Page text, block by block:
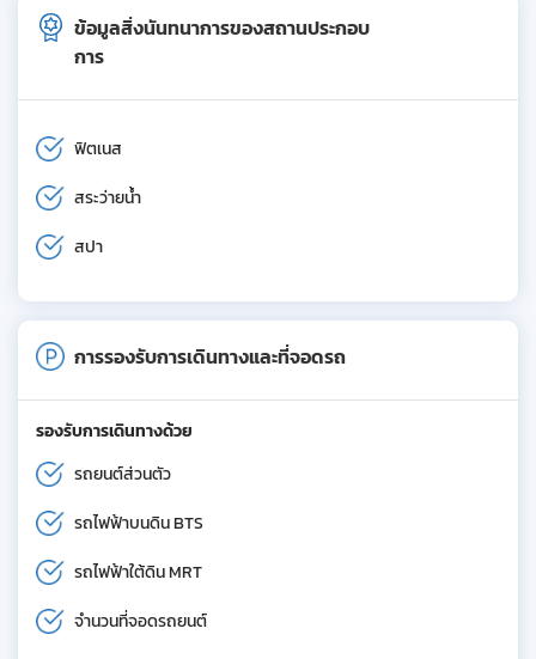
ข้อมูลสิ่งนันทนาการของสถานประกอบ
การ
ฟิตเนส
สระว่ายน้ำ
สปา
การรองรับการเดินทางและที่จอดรถ
รองรับการเดินทางด้วย
รถยนต์ส่วนตัว
รถไฟฟ้าบนดิน BTS
รถไฟฟ้าใต้ดิน MRT
จำนวนที่จอดรถยนต์